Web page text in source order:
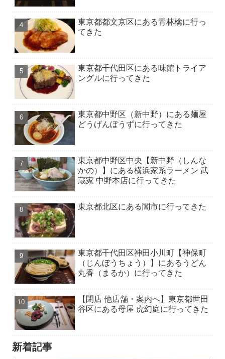
東京都都文京区にある青林檎に行っ
てきた
東京都千代田区にある味館トライア
ングルに行ってきた
東京都中野区（新中野）にある麺屋
どうげんぼうずに行ってきた
東京都中野区中央【新中野（しんな
かの）】にある横浜家系ラーメン 武
蔵家 中野本店に行ってきた
東京都北区にある闇市に行ってきた
東京都千代田区神田小川町【神保町
（じんぼうちょう）】にあるうどん
丸香（まるか）に行ってきた
【閉店 他店舗・案内へ】東京都世田
谷区にある母屋 虎幻庭に行ってきた
新着記事